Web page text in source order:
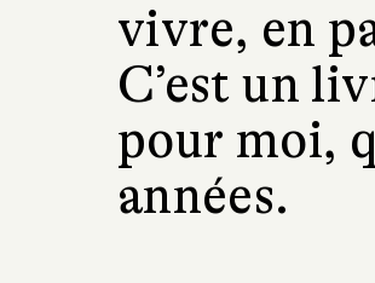
vivre, en
C’est un
pour moi,
années.